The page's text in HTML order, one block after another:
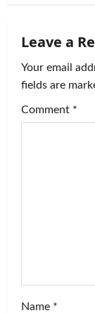
a
v
i
n
Leave a
Your email
fields are
Comment *
Name *